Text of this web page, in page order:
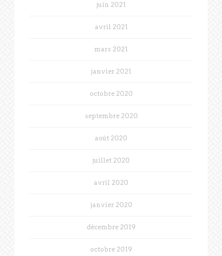
juin 2021
avril 2021
mars 2021
janvier 2021
octobre 2020
septembre 2020
août 2020
juillet 2020
avril 2020
janvier 2020
décembre 2019
octobre 2019